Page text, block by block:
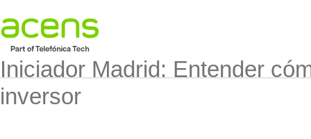
Iniciador Madrid: Entender
inversor